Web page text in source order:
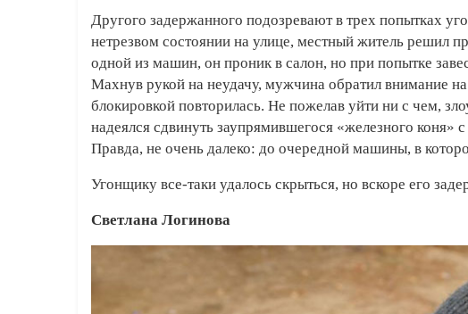
Другого задержанного подозревают в трех попытках
нетрезвом состоянии на улице, местный житель решил
одной из машин, он проник в салон, но при попытке
Махнув рукой на неудачу, мужчина обратил внимание
блокировкой повторилась. Не пожелав уйти ни с чем,
надеялся сдвинуть заупрямившегося «железного
Правда, не очень далеко: до очередной машины, в
Угонщику все-таки удалось скрыться, но вскоре его
Светлана Логинова